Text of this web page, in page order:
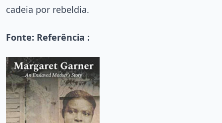
cadeia por rebeldia.
Fonte: Referência :